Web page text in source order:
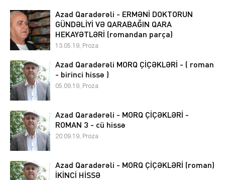
Azad Qaradərəli - ERMƏNİ DOKTORUN
GÜNDƏLİYİ VƏ QARABAĞIN QARA
HEKAYƏTLƏRİ (romandan parça)
13.05.19, Proza
Azad Qaradərəli MORQ ÇİÇƏKLƏRİ - ( roman
- birinci hissə )
05.09.19, Proza
Azad Qaradərəli - MORQ ÇİÇƏKLƏRİ -
ROMAN 3 - cü hissə
20.09.19, Proza
Azad Qaradərəli - MORQ ÇİÇƏKLƏRİ (roman)
İKİNCİ HİSSƏ